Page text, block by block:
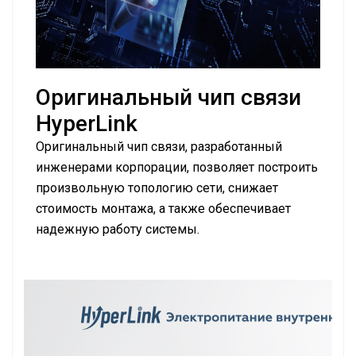
Оригинальный чип связи
HyperLink
Оригинальный чип связи, разработанный
инженерами корпорации, позволяет построить
произвольную топологию сети, снижает
стоимость монтажа, а также обеспечивает
надежную работу системы.